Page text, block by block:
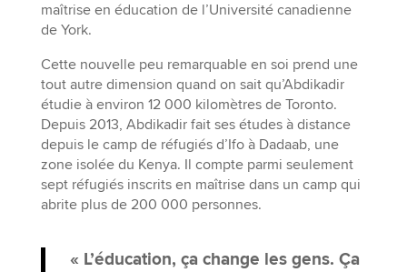
maîtrise en éducation de l’Université canadienne
de York.
Cette nouvelle peu remarquable en soi prend une
tout autre dimension quand on sait qu’Abdikadir
étudie à environ 12 000 kilomètres de Toronto.
Depuis 2013, Abdikadir fait ses études à distance
depuis le camp de réfugiés d’Ifo à Dadaab, une
zone isolée du Kenya. Il compte parmi seulement
sept réfugiés inscrits en maîtrise dans un camp qui
abrite plus de 200 000 personnes.
« L’éducation, ça change les gens. Ça